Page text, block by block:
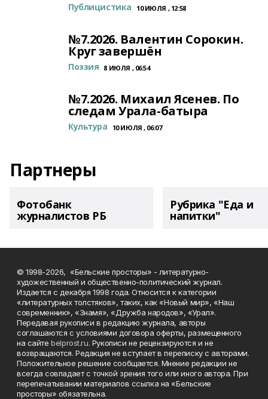
Публицистика 10 ИЮЛЯ , 12:58
№7.2026. Валентин Сорокин.
Круг завершён
Поэзия 8 ИЮЛЯ , 06:54
№7.2026. Михаил Ясенев. По
следам Урала-батыра
Культура 10 ИЮЛЯ , 06:07
Партнеры
Фотобанк
журналистов РБ
Рубрика "Еда и
напитки"
© 1998-2026, «Бельские просторы» - литературно-
художественный и общественно-политический журнал.
Издается с декабря 1998 года. Относится к категории
«литературных толстяков», таких, как «Новый мир», «Наш
современник», «Знамя», «Дружба народов», «Урал».
Передавая рукописи в редакцию журнала, авторы
соглашаются с условиями договора оферты, размещенного
на сайтеbelprost.ru. Рукописи не рецензируются и не
возвращаются. Редакция не вступает в переписку с авторами.
Положительное решение сообщается. Мнение редакции не
всегда совпадает с точкой зрения того или иного автора. При
перепечатывании материалов ссылка на «Бельские
просторы» обязательна.